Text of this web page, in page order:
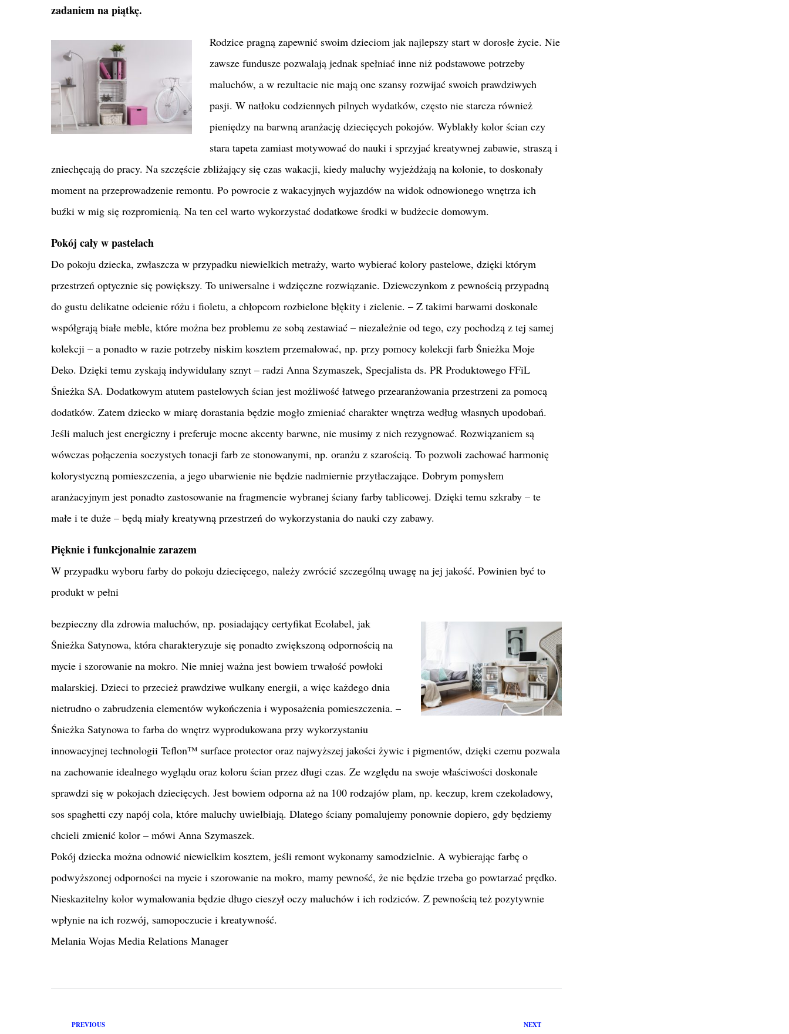
zadaniem na piątkę.
Rodzice pragną zapewnić swoim dzieciom jak najlepszy start w dorosłe życie. Nie
zawsze fundusze pozwalają jednak spełniać inne niż podstawowe potrzeby
maluchów, a w rezultacie nie mają one szansy rozwijać swoich prawdziwych
pasji. W natłoku codziennych pilnych wydatków, często nie starcza również
pieniędzy na barwną aranżację dziecięcych pokojów. Wyblakły kolor ścian czy
stara tapeta zamiast motywować do nauki i sprzyjać kreatywnej zabawie, straszą i
zniechęcają do pracy. Na szczęście zbliżający się czas wakacji, kiedy maluchy wyjeżdżają na kolonie, to doskonały
moment na przeprowadzenie remontu. Po powrocie z wakacyjnych wyjazdów na widok odnowionego wnętrza ich
buźki w mig się rozpromienią. Na ten cel warto wykorzystać dodatkowe środki w budżecie domowym.
Pokój cały w pastelach
Do pokoju dziecka, zwłaszcza w przypadku niewielkich metraży, warto wybierać kolory pastelowe, dzięki którym
przestrzeń optycznie się powiększy. To uniwersalne i wdzięczne rozwiązanie. Dziewczynkom z pewnością przypadną
do gustu delikatne odcienie różu i fioletu, a chłopcom rozbielone błękity i zielenie. – Z takimi barwami doskonale
współgrają białe meble, które można bez problemu ze sobą zestawiać – niezależnie od tego, czy pochodzą z tej samej
kolekcji – a ponadto w razie potrzeby niskim kosztem przemalować, np. przy pomocy kolekcji farb Śnieżka Moje
Deko. Dzięki temu zyskają indywidulany sznyt – radzi Anna Szymaszek, Specjalista ds. PR Produktowego FFiL
Śnieżka SA. Dodatkowym atutem pastelowych ścian jest możliwość łatwego przearanżowania przestrzeni za pomocą
dodatków. Zatem dziecko w miarę dorastania będzie mogło zmieniać charakter wnętrza według własnych upodobań.
Jeśli maluch jest energiczny i preferuje mocne akcenty barwne, nie musimy z nich rezygnować. Rozwiązaniem są
wówczas połączenia soczystych tonacji farb ze stonowanymi, np. oranżu z szarością. To pozwoli zachować harmonię
kolorystyczną pomieszczenia, a jego ubarwienie nie będzie nadmiernie przytłaczające. Dobrym pomysłem
aranżacyjnym jest ponadto zastosowanie na fragmencie wybranej ściany farby tablicowej. Dzięki temu szkraby – te
małe i te duże – będą miały kreatywną przestrzeń do wykorzystania do nauki czy zabawy.
Pięknie i funkcjonalnie zarazem
W przypadku wyboru farby do pokoju dziecięcego, należy zwrócić szczególną uwagę na jej jakość. Powinien być to
produkt w pełni
bezpieczny dla zdrowia maluchów, np. posiadający certyfikat Ecolabel, jak
Śnieżka Satynowa, która charakteryzuje się ponadto zwiększoną odpornością na
mycie i szorowanie na mokro. Nie mniej ważna jest bowiem trwałość powłoki
malarskiej. Dzieci to przecież prawdziwe wulkany energii, a więc każdego dnia
nietrudno o zabrudzenia elementów wykończenia i wyposażenia pomieszczenia. –
Śnieżka Satynowa to farba do wnętrz wyprodukowana przy wykorzystaniu
innowacyjnej technologii Teflon™ surface protector oraz najwyższej jakości żywic i pigmentów, dzięki czemu pozwala
na zachowanie idealnego wyglądu oraz koloru ścian przez długi czas. Ze względu na swoje właściwości doskonale
sprawdzi się w pokojach dziecięcych. Jest bowiem odporna aż na 100 rodzajów plam, np. keczup, krem czekoladowy,
sos spaghetti czy napój cola, które maluchy uwielbiają. Dlatego ściany pomalujemy ponownie dopiero, gdy będziemy
chcieli zmienić kolor – mówi Anna Szymaszek.
Pokój dziecka można odnowić niewielkim kosztem, jeśli remont wykonamy samodzielnie. A wybierając farbę o
podwyższonej odporności na mycie i szorowanie na mokro, mamy pewność, że nie będzie trzeba go powtarzać prędko.
Nieskazitelny kolor wymalowania będzie długo cieszył oczy maluchów i ich rodziców. Z pewnością też pozytywnie
wpłynie na ich rozwój, samopoczucie i kreatywność.
Melania Wojas Media Relations Manager
PREVIOUS NEXT